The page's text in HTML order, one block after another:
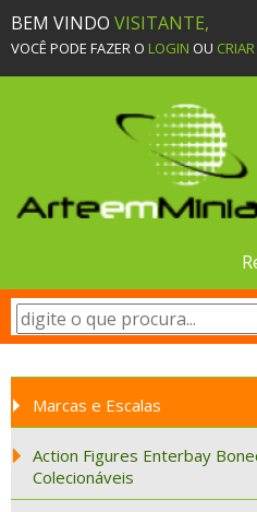
BEM VINDO VISITANTE,
VOCÊ PODE FAZER O LOGIN OU
Marcas e Escalas
Action Figures Enterbay
Colecionáveis